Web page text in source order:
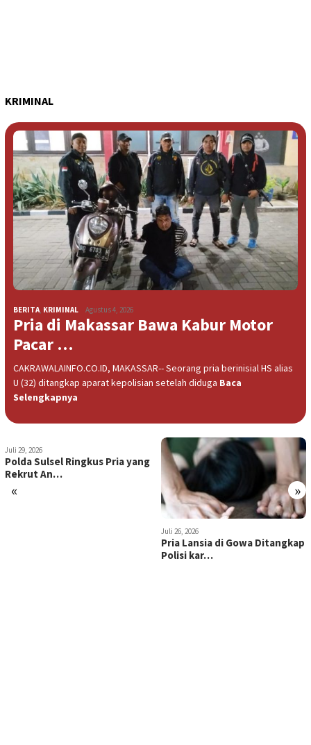
KRIMINAL
BERITA KRIMINAL Agustus 4, 2026
Pria di Makassar Bawa Kabur Motor
Pacar …
CAKRAWALAINFO.CO.ID, MAKASSAR-- Seorang pria berinisial HS alias
U (32) ditangkap aparat kepolisian setelah diduga Baca
Selengkapnya
« »
Juli 29, 2026
Polda Sulsel Ringkus Pria yang
Rekrut An…
Juli 26, 2026
Pria Lansia di Gowa Ditangkap
Polisi kar…